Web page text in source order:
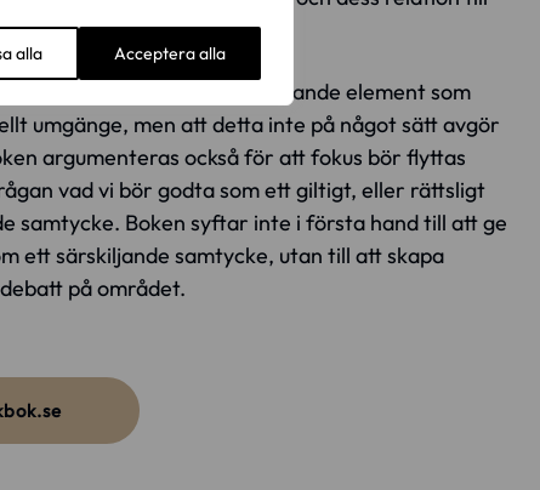
alla Acceptera alla
bör ses som det grundläggande element som
umgänge, men att detta inte på något sätt avgör
argumenteras också för att fokus bör flyttas
vad vi bör godta som ett giltigt, eller rättsligt
samtycke. Boken syftar inte i första hand till att ge
ett särskiljande samtycke, utan till att skapa
på området.